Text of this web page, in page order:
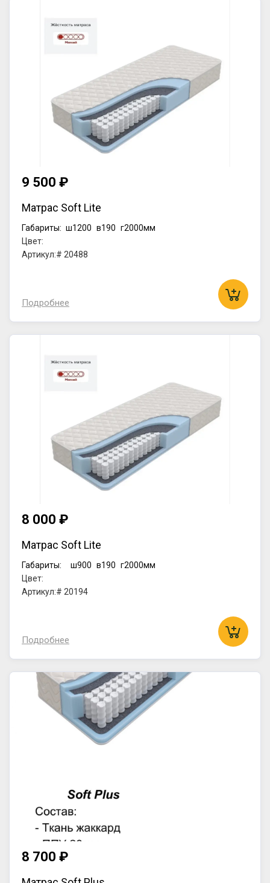
9 500 ₽
Матрас Soft Lite
Габариты: ш1200 в190 г2000мм
Цвет:
Артикул:# 20488
Подробнее
8 000 ₽
Матрас Soft Lite
Габариты: ш900 в190 г2000мм
Цвет:
Артикул:# 20194
Подробнее
8 700 ₽